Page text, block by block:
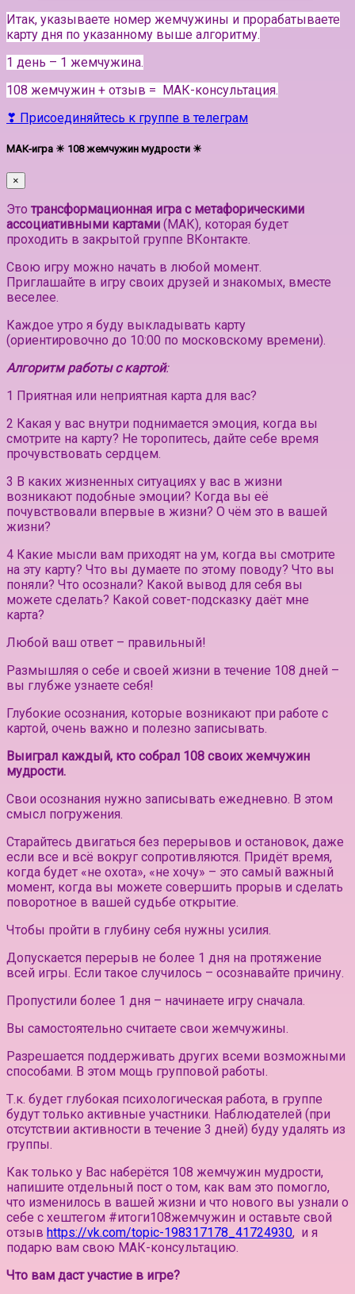
Итак, указываете номер жемчужины и прорабатываете
карту дня по указанному выше алгоритму.
1 день – 1 жемчужина.
108 жемчужин + отзыв = МАК-консультация.
❣ Присоединяйтесь к группе в телеграм
МАК-игра ☀ 108 жемчужин мудрости ☀
×
Это трансформационная игра с метафорическими
ассоциативными картами (МАК), которая будет
проходить в закрытой группе ВКонтакте.
Свою игру можно начать в любой момент.
Приглашайте в игру своих друзей и знакомых, вместе
веселее.
Каждое утро я буду выкладывать карту
(ориентировочно до 10:00 по московскому времени).
Алгоритм работы с картой:
1 Приятная или неприятная карта для вас?
2 Какая у вас внутри поднимается эмоция, когда вы
смотрите на карту? Не торопитесь, дайте себе время
прочувствовать сердцем.
3 В каких жизненных ситуациях у вас в жизни
возникают подобные эмоции? Когда вы её
почувствовали впервые в жизни? О чём это в вашей
жизни?
4 Какие мысли вам приходят на ум, когда вы смотрите
на эту карту? Что вы думаете по этому поводу? Что вы
поняли? Что осознали? Какой вывод для себя вы
можете сделать? Какой совет-подсказку даёт мне
карта?
Любой ваш ответ – правильный!
Размышляя о себе и своей жизни в течение 108 дней –
вы глубже узнаете себя!
Глубокие осознания, которые возникают при работе с
картой, очень важно и полезно записывать.⠀
Выиграл каждый, кто собрал 108 своих жемчужин
мудрости.
Свои осознания нужно записывать ежедневно. В этом
смысл погружения.
Старайтесь двигаться без перерывов и остановок, даже
если все и всё вокруг сопротивляются. Придёт время,
когда будет «не охота», «не хочу» – это самый важный
момент, когда вы можете совершить прорыв и сделать
поворотное в вашей судьбе открытие.
Чтобы пройти в глубину себя нужны усилия.
Допускается перерыв не более 1 дня на протяжение
всей игры. Если такое случилось – осознавайте причину.
Пропустили более 1 дня – начинаете игру сначала.
Вы самостоятельно считаете свои жемчужины.
Разрешается поддерживать других всеми возможными
способами. В этом мощь групповой работы.
Т.к. будет глубокая психологическая работа, в группе
будут только активные участники. Наблюдателей (при
отсутствии активности в течение 3 дней) буду удалять из
группы.⠀
Как только у Вас наберётся 108 жемчужин мудрости,
напишите отдельный пост о том, как вам это помогло,
что изменилось в вашей жизни и что нового вы узнали о
себе с хештегом #итоги108жемчужин и оставьте свой
отзыв https://vk.com/topic-198317178_41724930, и я
подарю вам свою МАК-консультацию.
Что вам даст участие в игре?